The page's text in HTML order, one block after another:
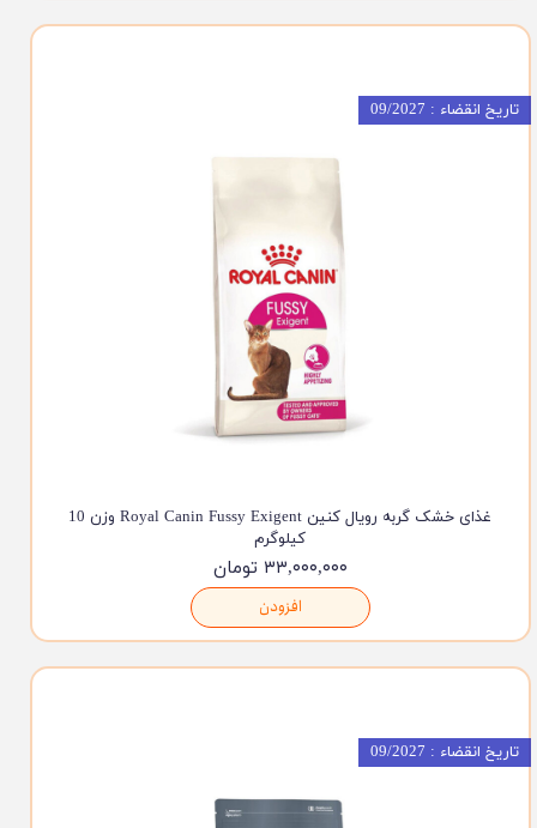
غذای خشک گربه رویال کنین Royal Canin Fussy Exigent وزن 10
کیلوگرم
۳۳,۰۰۰,۰۰۰ تومان
افزودن
تاریخ انقضاء : 09/2027
تاریخ انقضاء : 09/2027